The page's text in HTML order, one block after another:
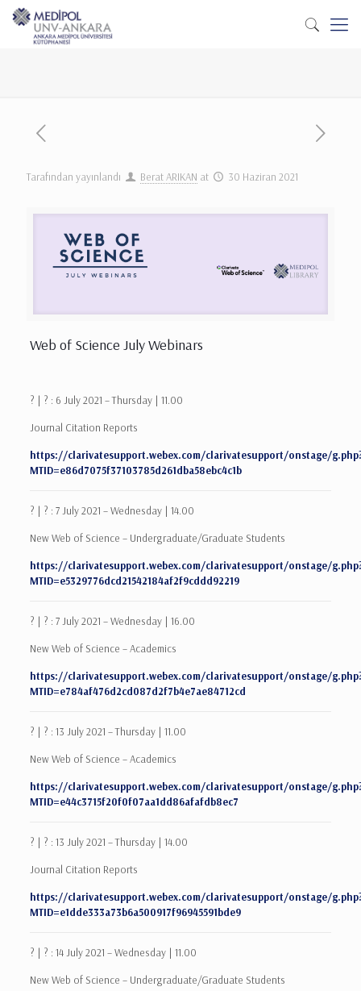
Tarafından yayınlandı Berat ARIKAN at 30 Haziran 2021
Web of Science July Webinars
? | ? : 6 July 2021 – Thursday | 11.00
Journal Citation Reports
https://clarivatesupport.webex.com/clarivatesupport/onstage/
MTID=e86d7075f37103785d261dba58ebc4c1b
? | ? : 7 July 2021 – Wednesday | 14.00
New Web of Science – Undergraduate/Graduate Students
https://clarivatesupport.webex.com/clarivatesupport/onstage/
MTID=e5329776dcd21542184af2f9cddd92219
? | ? : 7 July 2021 – Wednesday | 16.00
New Web of Science – Academics
https://clarivatesupport.webex.com/clarivatesupport/onstage/
MTID=e784af476d2cd087d2f7b4e7ae84712cd
? | ? : 13 July 2021 – Thursday | 11.00
New Web of Science – Academics
https://clarivatesupport.webex.com/clarivatesupport/onstage/
MTID=e44c3715f20f0f07aa1dd86afafdb8ec7
? | ? : 13 July 2021 – Thursday | 14.00
Journal Citation Reports
https://clarivatesupport.webex.com/clarivatesupport/onstage/
MTID=e1dde333a73b6a500917f96945591bde9
? | ? : 14 July 2021 – Wednesday | 11.00
New Web of Science – Undergraduate/Graduate Students